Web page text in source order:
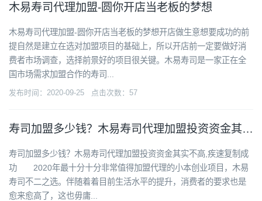
木易寿司代理加盟-圆你开店当老板的梦想
木易寿司代理加盟-圆你开店当老板的梦想开店做生意想要成功的前
提自然是建立在选对加盟项目的基础上，所以开店前一定要做好消
费者市场调查，选择前景好的项目很关键。木易寿司是一家正在全
国市场需求加盟合作的寿司...
发布时间：2020-09-25 点击次数：57
寿司加盟多少钱？木易寿司代理加盟投资资金其实不高,疾速复制成功
寿司加盟多少钱？木易寿司代理加盟投资资金其实不高,疾速复制成
功 2020年最十分十分非常值得加盟代理的小本创业项目，木易
寿司不二之选。伴随着着目前生活水平的提升，消费者的要求也是
愈来愈高了，这也毋庸...